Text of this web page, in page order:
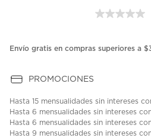
Envío gratis en compras superiores a
PROMOCIONES
Hasta 15 mensualidades sin intereses
Hasta 6 mensualidades sin intereses
Hasta 6 mensualidades sin intereses
Hasta 9 mensualidades sin intereses